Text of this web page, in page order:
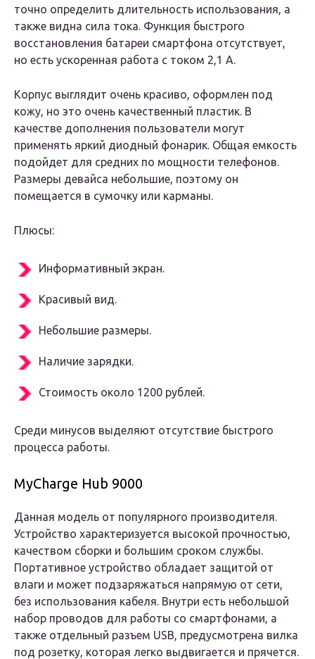
точно определить длительность использования, а
также видна сила тока. Функция быстрого
восстановления батареи смартфона отсутствует,
но есть ускоренная работа с током 2,1 А.
Корпус выглядит очень красиво, оформлен под
кожу, но это очень качественный пластик. В
качестве дополнения пользователи могут
применять яркий диодный фонарик. Общая емкость
подойдет для средних по мощности телефонов.
Размеры девайса небольшие, поэтому он
помещается в сумочку или карманы.
Плюсы:
Информативный экран.
Красивый вид.
Небольшие размеры.
Наличие зарядки.
Стоимость около 1200 рублей.
Среди минусов выделяют отсутствие быстрого
процесса работы.
MyCharge Hub 9000
Данная модель от популярного производителя.
Устройство характеризуется высокой прочностью,
качеством сборки и большим сроком службы.
Портативное устройство обладает защитой от
влаги и может подзаряжаться напрямую от сети,
без использования кабеля. Внутри есть небольшой
набор проводов для работы со смартфонами, а
также отдельный разъем USB, предусмотрена вилка
под розетку, которая легко выдвигается и прячется.